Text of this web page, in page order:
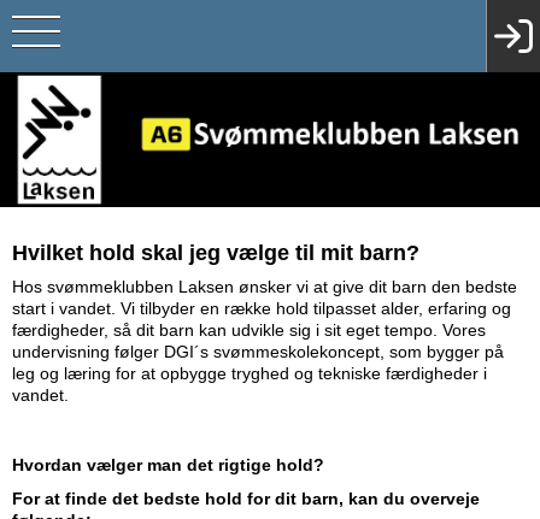
Hvilket hold skal jeg vælge til mit barn?
Hos svømmeklubben Laksen ønsker vi at give dit barn den bedste
start i vandet. Vi tilbyder en række hold tilpasset alder, erfaring og
færdigheder, så dit barn kan udvikle sig i sit eget tempo. Vores
undervisning følger DGI´s svømmeskolekoncept, som bygger på
leg og læring for at opbygge tryghed og tekniske færdigheder i
vandet.
Hvordan vælger man det rigtige hold?
For at finde det bedste hold for dit barn, kan du overveje